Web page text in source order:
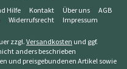
Hilfe Kontakt Über uns
AGB
Widerrufsrecht Impressum
zzgl.Versandkosten und ggf.
anders beschrieben
und preisgebundenen Artikel sowie